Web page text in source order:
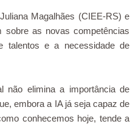
Magalhães (CIEE-RS) e
sobre as novas competências
talentos e a necessidade de
não elimina a importância de
embora a IA já seja capaz de
conhecemos hoje, tende a